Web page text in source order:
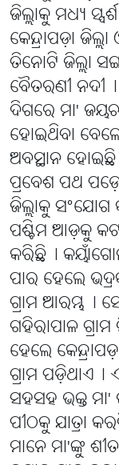
ଜିଲ୍ଲାକୁ ମଧ୍ୟ
କେନ୍ଦ୍ରାପଡ଼ା
ତିନୋଟି ଜିଲ୍ଲା
ବୈତରଣୀ
ଦିଗରେ ମା'
ହୋଇଥିବା
ଅବସ୍ଥାନ
ପ୍ରବେଶ ପଥ
ଜିଲ୍ଲାକୁ
ପଶ୍ଚିମ ଆଡ଼କୁ କଟକ
କରିଛି୤
ପାର ହେଲେ
ଗ୍ରାମ ଆରମ୍ଭ୤
ଗହିରାପାଳ
ହେଲେ
ଗ୍ରାମ ପଡ଼ିଥାଏ୤
ସହସହ ଭକ୍ତ ମା'
ପୀଠକୁ ଯାତ୍ରା
ମାନେ ମା'ଙ୍କୁ